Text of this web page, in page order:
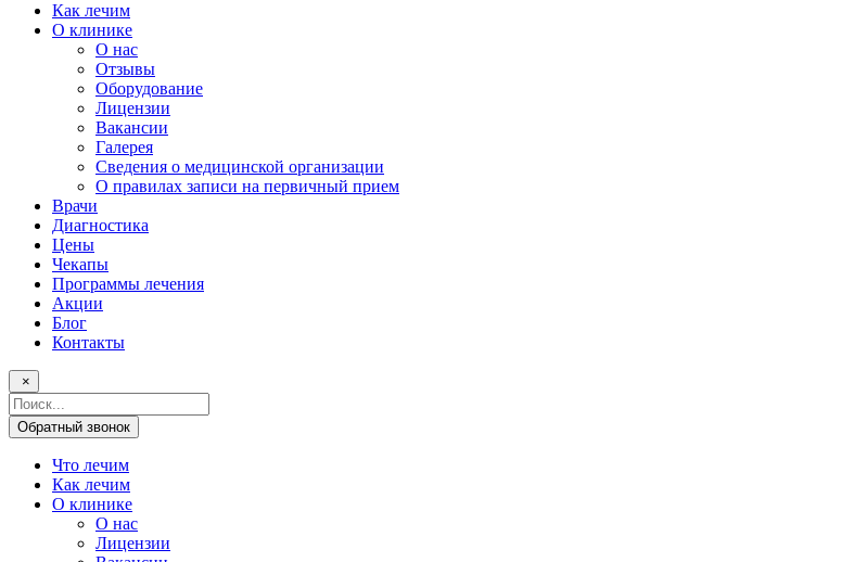
Как лечим
О клинике
О нас
Отзывы
Оборудование
Лицензии
Вакансии
Галерея
Сведения о медицинской организации
О правилах записи на первичный прием
Врачи
Диагностика
Цены
Чекапы
Программы лечения
Акции
Блог
Контакты
×
Поисковый
запрос
Обратный звонок
Что лечим
Как лечим
О клинике
О нас
Лицензии